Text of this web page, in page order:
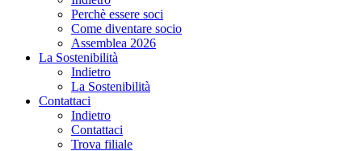
Perchè essere soci
Come diventare socio
Assemblea 2026
La Sostenibilità
Indietro
La Sostenibilità
Contattaci
Indietro
Contattaci
Trova filiale